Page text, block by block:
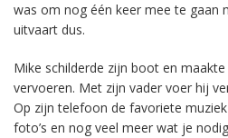
was om nog één keer mee te gaan
uitvaart dus.
Mike schilderde zijn boot en
vervoeren. Met zijn vader voer hij
Op zijn telefoon de favoriete
foto’s en nog veel meer wat je